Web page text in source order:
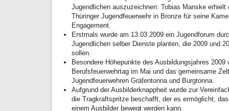
Jugendlichen auszuzeichnen: Tobias Manske erhielt
Thüringer Jugendfeuerwehr in Bronze für seine
Engagement.
Erstmals wurde am 13.03.2009 ein Jugendforum
Jugendlichen selber Dienste planten, die 2009 und
sollen.
Besondere Höhepunkte des Ausbildungsjahres 2009
Berufsfeuerwehrtag im Mai und das gemeinsame
Jugendfeuerwehren Gräfentonna und Burgtonna.
Aufgrund der Ausbilderknappheit wurde zur
die Tragkraftspritze beschafft, der es ermöglicht,
einem Ausbilder bewegt werden kann.